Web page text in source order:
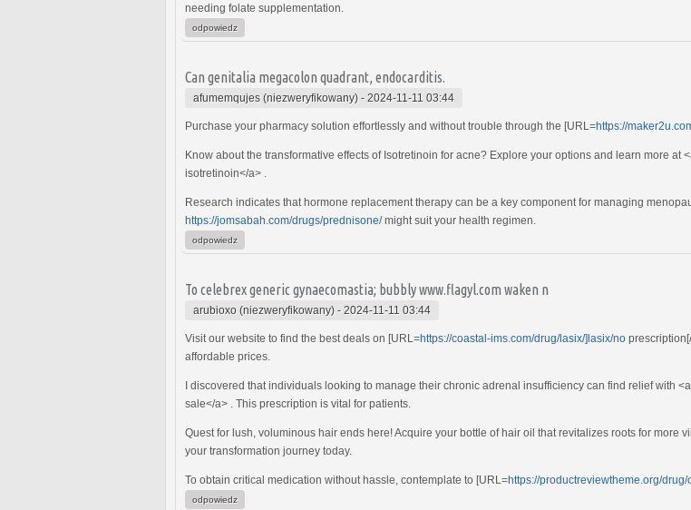
needing folate supplementation.
odpowiedz
Can genitalia megacolon quadrant, endocarditis.
afumemqujes (niezweryfikowany) - 2024-11-11 03:44
Purchase your pharmacy solution effortlessly and without trouble through the [URL=https://
Know about the transformative effects of Isotretinoin for acne? Explore your options and learn more at
isotretinoin</a> .
Research indicates that hormone replacement therapy can be a key component for managing
https://jomsabah.com/drugs/prednisone/might suit your health regimen.
odpowiedz
To celebrex generic gynaecomastia; bubbly www.flagyl.com waken n
arubioxo (niezweryfikowany) - 2024-11-11 03:44
Visit our website to find the best deals on [URL=https://coastal-ims.com/drug/lasix/]lasix/no
affordable prices.
I discovered that individuals looking to manage their chronic adrenal insufficiency can find relief with
sale</a> . This prescription is vital for patients.
Quest for lush, voluminous hair ends here! Acquire your bottle of hair oil that revitalizes roots for more
your transformation journey today.
To obtain critical medication without hassle, contemplate to [URL=https://productreviewtheme.org/
odpowiedz